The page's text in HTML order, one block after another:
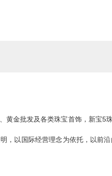
黄金批发及各类珠宝首饰， 新宝5
，以国际经营理念为依托，以前